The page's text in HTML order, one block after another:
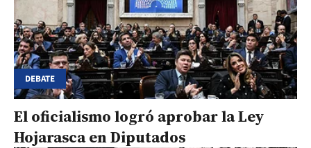
DEBATE
El oficialismo logró aprobar la Ley
Hojarasca en Diputados